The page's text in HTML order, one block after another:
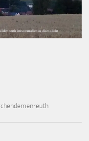
im sommerlichen Abendlicht